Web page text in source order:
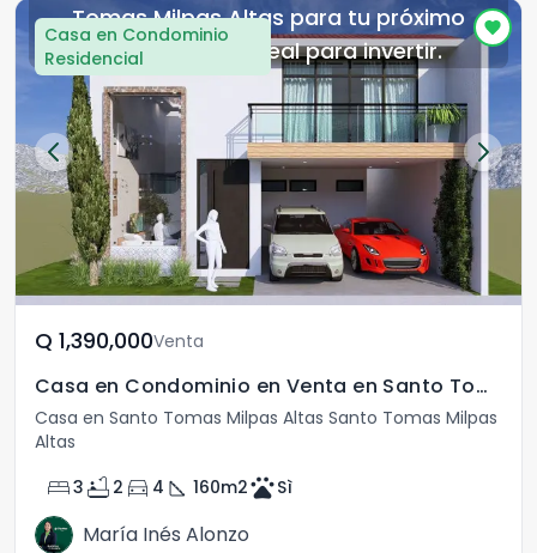
Tomas Milpas Altas para tu próximo
hogar o lugar ideal para invertir.
Casa en Condominio
Residencial
Q	1,390,000Venta
Casa en Condominio en Venta en Santo Tomas Milpas Altas
Casa en Santo Tomas Milpas Altas Santo Tomas Milpas
Altas
bed3 bathtub 2 directions_car 4 square_foot 160m2petsSì
María Inés Alonzo